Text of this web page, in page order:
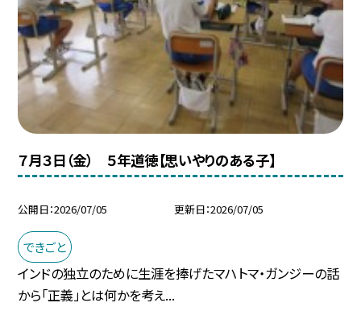
７月３日（金） ５年道徳【思いやりのある子】
公開日 2026/07/05 更新日 2026/07/05
できごと
インドの独立のために生涯を捧げたマハトマ・ガンジーの話
から「正義」とは何かを考え...